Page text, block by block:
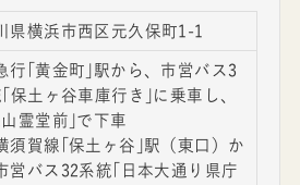
県横浜市西区元久保町1-1
行｢黄金町｣駅から、市営バス3
保土ヶ谷車庫行き｣に乗車し、
山霊堂前｣で下車
須賀線｢保土ヶ谷｣駅（東口）か
営バス32系統｢日本大通り県庁